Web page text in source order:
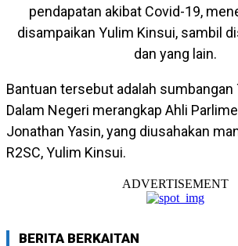
pendapatan akibat Covid-19,
disampaikan Yulim Kinsui, sambil
dan yang lain.
Bantuan tersebut adalah
Dalam Negeri merangkap Ahli
Jonathan Yasin, yang diusahakan
R2SC, Yulim Kinsui.
ADVERTISEMENT
BERITA BERKAITAN